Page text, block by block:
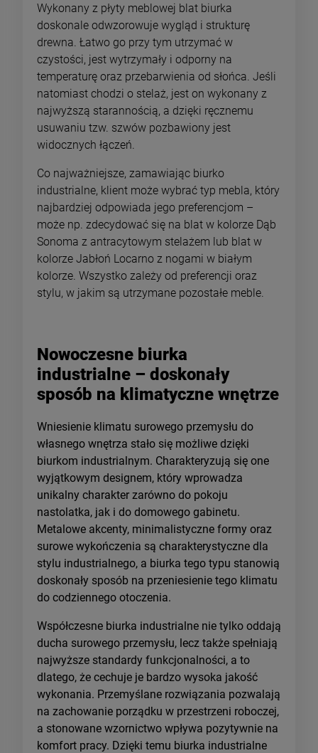
Wykonany z płyty meblowej blat biurka
doskonale odwzorowuje wygląd i strukturę
drewna. Łatwo go przy tym utrzymać w
czystości, jest wytrzymały i odporny na
temperaturę oraz przebarwienia od słońca. Jeśli
natomiast chodzi o stelaż, jest on wykonany z
najwyższą starannością, a dzięki ręcznemu
usuwaniu tzw. szwów pozbawiony jest
widocznych łączeń.
Co najważniejsze, zamawiając biurko
industrialne, klient może wybrać typ mebla, który
najbardziej odpowiada jego preferencjom –
może np. zdecydować się na blat w kolorze Dąb
Sonoma z antracytowym stelażem lub blat w
kolorze Jabłoń Locarno z nogami w białym
kolorze. Wszystko zależy od preferencji oraz
stylu, w jakim są utrzymane pozostałe meble.
Nowoczesne biurka
industrialne – doskonały
sposób na klimatyczne wnętrze
Wniesienie klimatu surowego przemysłu do
własnego wnętrza stało się możliwe dzięki
biurkom industrialnym. Charakteryzują się one
wyjątkowym designem, który wprowadza
unikalny charakter zarówno do pokoju
nastolatka, jak i do domowego gabinetu.
Metalowe akcenty, minimalistyczne formy oraz
surowe wykończenia są charakterystyczne dla
stylu industrialnego, a biurka tego typu stanowią
doskonały sposób na przeniesienie tego klimatu
do codziennego otoczenia.
Współczesne biurka industrialne nie tylko oddają
ducha surowego przemysłu, lecz także spełniają
najwyższe standardy funkcjonalności, a to
dlatego, że cechuje je bardzo wysoka jakość
wykonania. Przemyślane rozwiązania pozwalają
na zachowanie porządku w przestrzeni roboczej,
a stonowane wzornictwo wpływa pozytywnie na
komfort pracy. Dzięki temu biurka industrialne